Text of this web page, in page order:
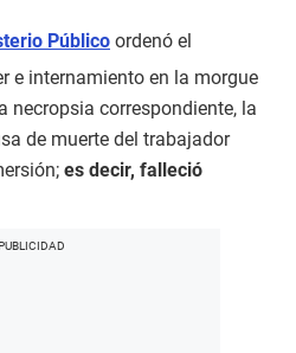
Público ordenó el
e internamiento en la morgue
necropsia correspondiente, la
de muerte del trabajador
es decir, falleció